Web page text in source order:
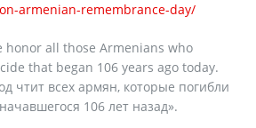
armenian-remembrance-day/
honor all those Armenians who
that began 106 years ago today.
чтит всех армян, которые погибли
106 лет назад».